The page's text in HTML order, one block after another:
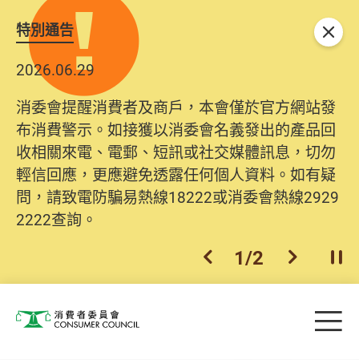
特別通告
2026.06.29
消委會提醒消費者及商戶，本會僅於官方網站發
布消費警示。如接獲以消委會名義發出的產品回
收相關來電、電郵、短訊或社交媒體訊息，切勿
輕信回應，更應避免透露任何個人資料。如有疑
問，請致電防騙易熱線18222或消委會熱線2929
2222查詢。
2025.10.31
為提升使用者體驗及網絡安全，本會的投訴處理
系統已經進行升級及推出新功能。由2025年11月
10日起，消費者需要提供基本聯絡資料（包括姓
名、電郵及電話）註冊帳戶，才可提交投訴、查
詢及建議。所有提交紀錄將清晰整合於帳戶中，
方便日後作出跟進。
上一個
2/2 下一個開
關閉
消費者委員會 目